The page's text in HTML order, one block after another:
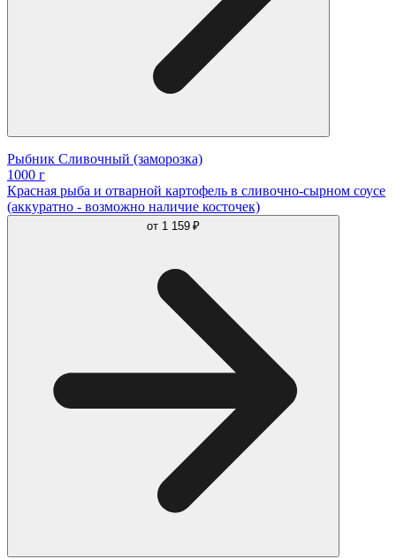
Рыбник Сливочный (заморозка)
1000 г
Красная рыба и отварной картофель в сливочно-сырном соусе
(аккуратно - возможно наличие косточек)
от 1 159 ₽